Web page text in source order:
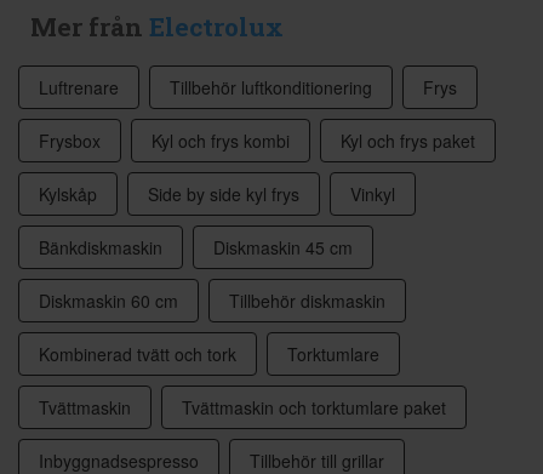
Mer från Electrolux
Luftrenare Tillbehör luftkonditionering Frys
Frysbox Kyl och frys kombi Kyl och frys paket
Kylskåp Side by side kyl frys Vinkyl
Bänkdiskmaskin Diskmaskin 45 cm
Diskmaskin 60 cm Tillbehör diskmaskin
Kombinerad tvätt och tork Torktumlare
Tvättmaskin Tvättmaskin och torktumlare paket
Inbyggnadsespresso Tillbehör till grillar